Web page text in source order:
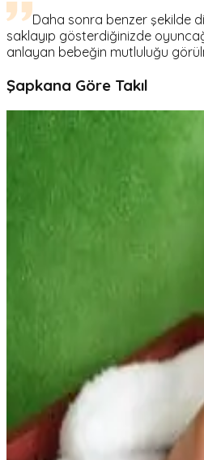
Daha sonra benzer şekilde
saklayıp gösterdiğinizde
anlayan bebeğin mutluluğu
Şapkana Göre Takıl